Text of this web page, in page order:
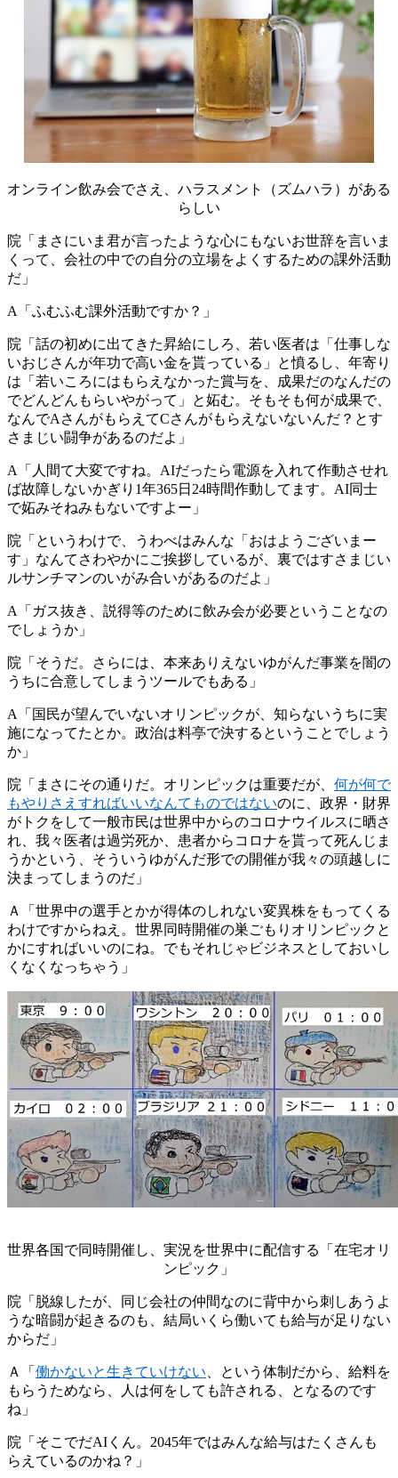
オンライン飲み会でさえ、ハラスメント（ズムハラ）がある
らしい
院「まさにいま君が言ったような心にもないお世辞を言いま
くって、会社の中での自分の立場をよくするための課外活動
だ」
A「ふむふむ課外活動ですか？」
院「話の初めに出てきた昇給にしろ、若い医者は「仕事しな
いおじさんが年功で高い金を貰っている」と憤るし、年寄り
は「若いころにはもらえなかった賞与を、成果だのなんだの
でどんどんもらいやがって」と妬む。そもそも何が成果で、
なんでAさんがもらえてCさんがもらえないないんだ？とす
さまじい闘争があるのだよ」
A「人間て大変ですね。AIだったら電源を入れて作動させれ
ば故障しないかぎり1年365日24時間作動してます。AI同士
で妬みそねみもないですよー」
院「というわけで、うわべはみんな「おはようございまー
す」なんてさわやかにご挨拶しているが、裏ではすさまじい
ルサンチマンのいがみ合いがあるのだよ」
A「ガス抜き、説得等のために飲み会が必要ということなの
でしょうか」
院「そうだ。さらには、本来ありえないゆがんだ事業を闇の
うちに合意してしまうツールでもある」
A「国民が望んでいないオリンピックが、知らないうちに実
施になってたとか。政治は料亭で決するということでしょう
か」
院「まさにその通りだ。オリンピックは重要だが、 何が何で
もやりさえすればいいなんてものではないのに、政界・財界
がトクをして一般市民は世界中からのコロナウイルスに晒さ
れ、我々医者は過労死か、患者からコロナを貰って死んじま
うかという、そういうゆがんだ形での開催が我々の頭越しに
決まってしまうのだ」
Ａ「世界中の選手とかが得体のしれない変異株をもってくる
わけですからねえ。世界同時開催の巣ごもりオリンピックと
かにすればいいのにね。でもそれじゃビジネスとしておいし
くなくなっちゃう」
世界各国で同時開催し、実況を世界中に配信する「在宅オリ
ンピック」
院「脱線したが、同じ会社の仲間なのに背中から刺しあうよ
うな暗闘が起きるのも、結局いくら働いても給与が足りない
からだ」
Ａ「 働かないと生きていけない 、という体制だから、給料を
もらうためなら、人は何をしても許される、となるのです
ね」
院「そこでだAIくん。2045年ではみんな給与はたくさんも
らえているのかね？」